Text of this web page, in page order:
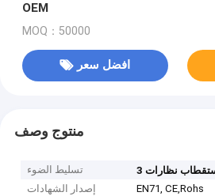
OEM
MOQ：50000
افضل سعر
منتوج وصف
تسليط الضوء
إصدار الشهادات
EN71, CE,Rohs